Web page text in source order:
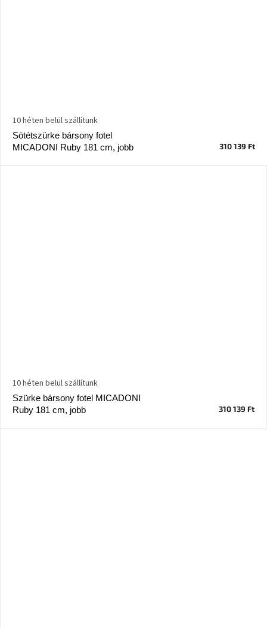
Sötétszürke bársony fotel
MICADONI Ruby 181 cm, jobb
10 héten belül szállítunk
310 139 Ft
Szürke bársony fotel MICADONI
Ruby 181 cm, jobb
10 héten belül szállítunk
310 139 Ft